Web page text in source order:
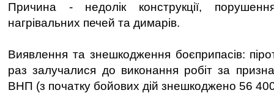
Причина - недолік конструкції,
нагрівальних печей та димарів.
Виявлення та знешкодження боєприпасів:
раз залучалися до виконання робіт за
ВНП (з початку бойових дій знешкоджено 56